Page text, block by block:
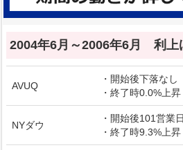
2004年6月～2006年6月 利上
AVUQ
・開始後下落なし
・終了時0.0%上昇
NYダウ
・開始後101営業
・終了時9.3%上昇